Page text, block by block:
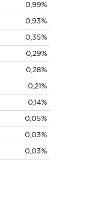
0,99%
0,93%
0,35%
0,29%
0,28%
0,21%
0,14%
0,05%
0,03%
0,03%